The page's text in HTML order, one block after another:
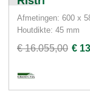
Afmetingen: 600 x
Houtdikte: 45 mm
€ 16.055,00 €